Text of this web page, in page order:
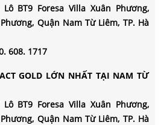
BT9 Foresa Villa Xuân Phương,
Quận Nam Từ Liêm, TP. Hà
608. 1717
GOLD LỚN NHẤT TẠI NAM TỪ
BT9 Foresa Villa Xuân Phương,
Quận Nam Từ Liêm, TP. Hà